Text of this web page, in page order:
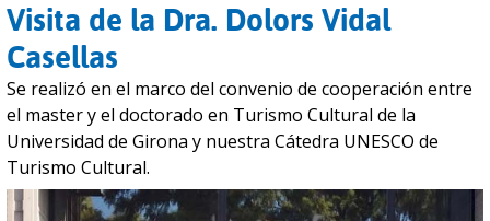
Visita de la Dra. Dolors Vidal
Casellas
Se realizó en el marco del convenio de cooperación entre
el master y el doctorado en Turismo Cultural de la
Universidad de Girona y nuestra Cátedra UNESCO de
Turismo Cultural.